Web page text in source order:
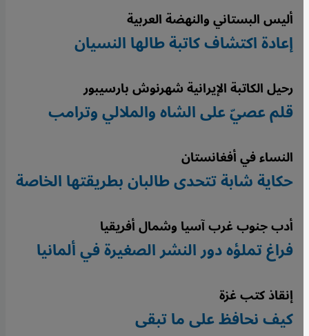
أليس البستاني والنهضة العربية
إعادة اكتشاف كاتبة طالها النسيان
رحيل الكاتبة الإيرانية شهرنوش بارسيبور
قلم عصيّ على الشاه والملالي وترامب
النساء في أفغانستان
حكاية شابة تتحدى طالبان بطريقتها الخاصة
أدب جنوب غرب آسيا وشمال أفريقيا
فراغ تملؤه دور النشر الصغيرة في ألمانيا
إنقاذ كتب غزة
كيف نحافظ على ما تبقى